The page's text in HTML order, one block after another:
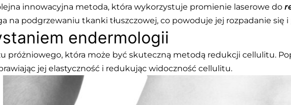
innowacyjna metoda, która wykorzystuje promienie laserowe do
na podgrzewaniu tkanki tłuszczowej, co powoduje jej rozpadanie się
endermologii
próżniowego, która może być skuteczną metodą redukcji cellulitu.
jej elastyczność i redukując widoczność cellulitu.